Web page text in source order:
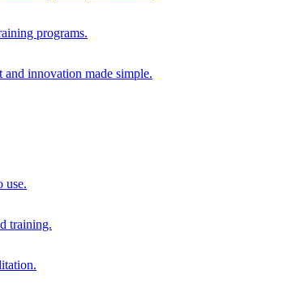
programs.
and innovation made simple.
use.
training.